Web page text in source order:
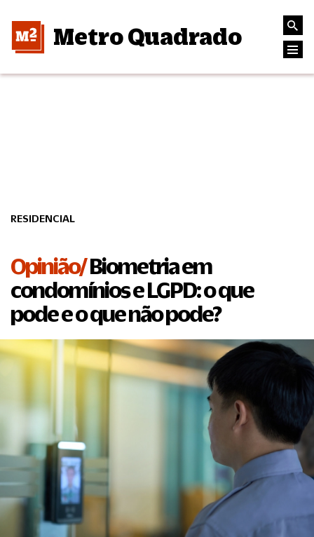
Metro Quadrado
RESIDENCIAL
Opinião/Biometria em
condomínios e LGPD: o que
pode e o que não pode?